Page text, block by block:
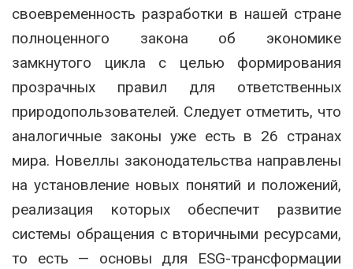
своевременность разработки в нашей стране
полноценного закона об экономике
замкнутого цикла с целью формирования
прозрачных правил для ответственных
природопользователей. Следует отметить, что
аналогичные законы уже есть в 26 странах
мира. Новеллы законодательства направлены
на установление новых понятий и положений,
реализация которых обеспечит развитие
системы обращения с вторичными ресурсами,
то есть — основы для ESG-трансформации